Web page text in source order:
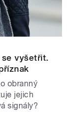
vyšetřit.
obranný
jejich
signály?